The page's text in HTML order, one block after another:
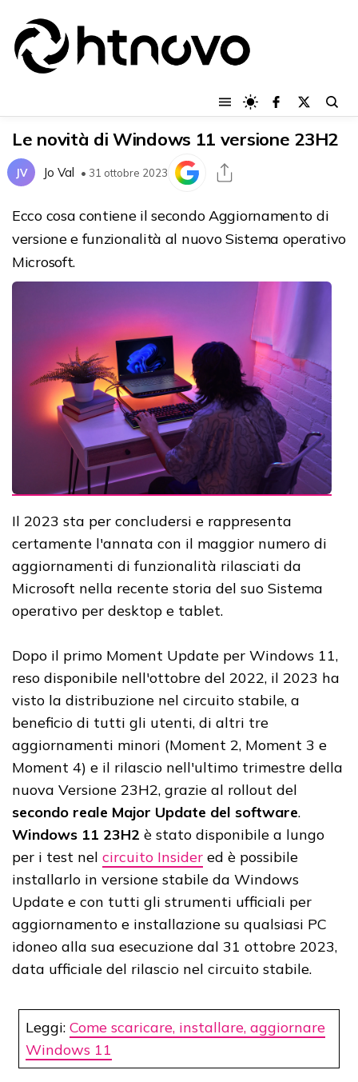
Le novità di Windows 11 versione 23H2
JV Jo Val • 31 ottobre 2023
Ecco cosa contiene il secondo Aggiornamento di
versione e funzionalità al nuovo Sistema operativo
Microsoft.
Il 2023 sta per concludersi e rappresenta
certamente l'annata con il maggior numero di
aggiornamenti di funzionalità rilasciati da
Microsoft nella recente storia del suo Sistema
operativo per desktop e tablet.
Dopo il primo Moment Update per Windows 11,
reso disponibile nell'ottobre del 2022, il 2023 ha
visto la distribuzione nel circuito stabile, a
beneficio di tutti gli utenti, di altri tre
aggiornamenti minori (Moment 2, Moment 3 e
Moment 4) e il rilascio nell'ultimo trimestre della
nuova Versione 23H2, grazie al rollout del
secondo reale Major Update del software.
Windows 11 23H2 è stato disponibile a lungo
per i test nel circuito Insider ed è possibile
installarlo in versione stabile da Windows
Update e con tutti gli strumenti ufficiali per
aggiornamento e installazione su qualsiasi PC
idoneo alla sua esecuzione dal 31 ottobre 2023,
data ufficiale del rilascio nel circuito stabile.
Leggi: Come scaricare, installare, aggiornare
Windows 11